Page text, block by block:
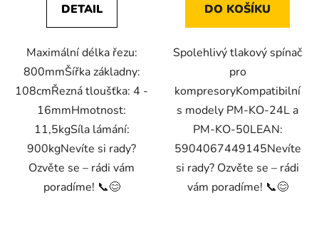
DETAIL
Maximální délka řezu:
800mmŠířka základny:
108cmŘezná tloušťka: 4 -
16mmHmotnost:
11,5kgSíla lámání:
900kgNevíte si rady?
Ozvěte se – rádi vám
poradíme! 📞😊
DO KOŠÍKU
Spolehlivý tlakový spínač
pro
kompresoryKompatibilní
s modely PM-KO-24L a
PM-KO-50LEAN:
5904067449145Nevíte
si rady? Ozvěte se – rádi
vám poradíme! 📞😊